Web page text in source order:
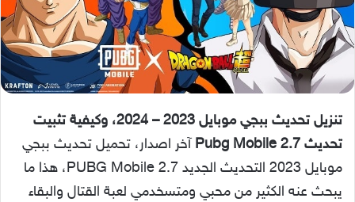
تنزيل تحديث ببجي موبايل 2023 – 2024، وكيفية تثبيت
تحديث 2.7 Pubg Mobile
آخر اصدار، تحميل تحديث ببجي
موبايل 2023 التحديث الجديد 2.7 PUBG Mobile، هذا ما
يبحث عنه الكثير من محبي ومتسخدمي لعبة القتال والبقاء